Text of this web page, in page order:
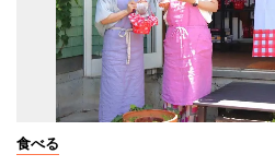
食べる